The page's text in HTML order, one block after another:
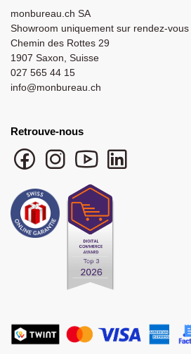
monbureau.ch SA
Showroom uniquement sur rendez-vous
Chemin des Rottes 29
1907 Saxon, Suisse
027 565 44 15
info@monbureau.ch
Retrouve-nous
Facebook monbureau
Instagram monbureau
YouTube monbureau